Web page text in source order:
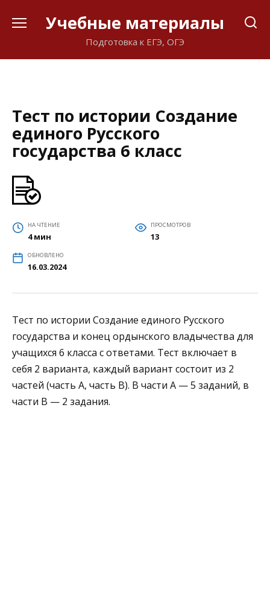
Учебные материалы
Подготовка к ЕГЭ, ОГЭ
Тест по истории Создание
единого Русского
государства 6 класс
НА ЧТЕНИЕ
4 мин
ПРОСМОТРОВ
13
ОБНОВЛЕНО
16.03.2024
Тест по истории Создание единого Русского
государства и конец ордынского владычества для
учащихся 6 класса с ответами. Тест включает в
себя 2 варианта, каждый вариант состоит из 2
частей (часть А, часть В). В части А — 5 заданий, в
части В — 2 задания.